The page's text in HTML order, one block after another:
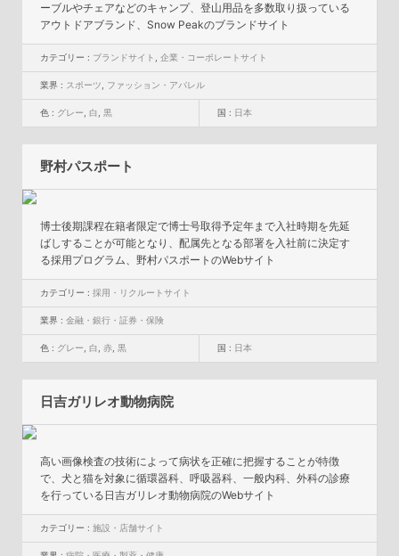
ーブルやチェアなどのキャンプ、登山用品を多数取り扱っている
アウトドアブランド、Snow Peakのブランドサイト
カテゴリー : ブランドサイト ,企業・コーポレートサイト
業界 : スポーツ ファッション・アパレル
色 : グレー ,白 ,黒 国 : 日本
野村パスポート
博士後期課程在籍者限定で博士号取得予定年まで入社時期を先延
ばしすることが可能となり、配属先となる部署を入社前に決定す
る採用プログラム、野村パスポートのWebサイト
カテゴリー :採用・リクルートサイト
業界 :金融・銀行・証券・保険
色 : グレー ,白 ,赤 ,黒 国 : 日本
日吉ガリレオ動物病院
高い画像検査の技術によって病状を正確に把握することが特徴
で、犬と猫を対象に循環器科、呼吸器科、一般内科、外科の診療
を行っている日吉ガリレオ動物病院のWebサイト
カテゴリー :施設・店舗サイト